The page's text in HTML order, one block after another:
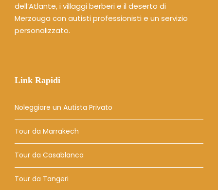
dell’Atlante, i villaggi berberi e il deserto di
Merzouga con autisti professionisti e un servizio
personalizzato.
Link Rapidi
Noleggiare un Autista Privato
Tour da Marrakech
Tour da Casablanca
Tour da Tangeri